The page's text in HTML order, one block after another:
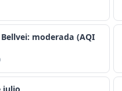
moderada (AQI